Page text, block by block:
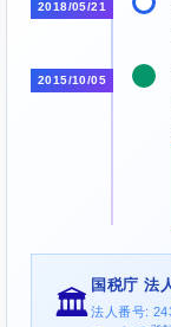
2018/05/21
2015/10/05
🏛️
国税庁 法
法人番号: